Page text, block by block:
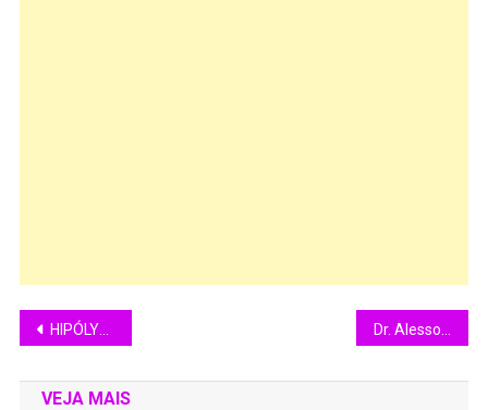
HIPÓLYTO celebra fase plural com show em São Paulo e música nova
VEJA MAIS